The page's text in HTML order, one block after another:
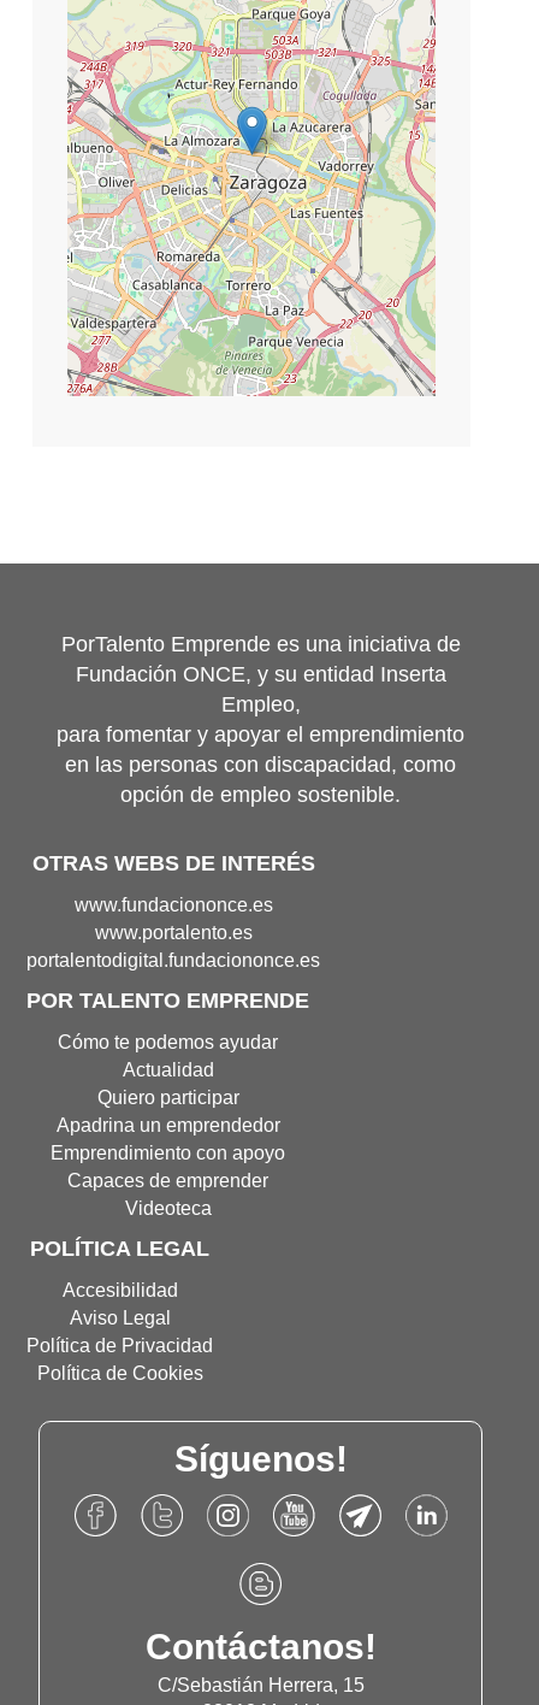
Leaflet |© OpenStreetMapcontributors
PorTalento Emprende es una iniciativa de
Fundación ONCE, y su entidad Inserta
Empleo,
para fomentar y apoyar el emprendimiento
en las personas con discapacidad, como
opción de empleo sostenible.
OTRAS WEBS DE INTERÉS
Portal
de
Fundación
en
nueva
ventana)
www.fundaciononce.es
Portal
de
en
nueva
ventana)
www.portalento.es
Portal
Portalento
Digital(Abre
ventana
portalentodigital.fundaciononce.es
POR TALENTO EMPRENDE
Cómo te podemos ayudar
Actualidad
Quiero participar
Apadrina un emprendedor
Emprendimiento con apoyo
Capaces de emprender
Videoteca
POLÍTICA LEGAL
Accesibilidad
Aviso Legal
Política de Privacidad
Política de Cookies
Síguenos!
Accede
al
Accede
al
Once
Accede
al
Instagram
Once
Accede
al
de
de
Fundación
Once
Accede
al
de
Fundación
Once
Accede
al
Accede
al
Blog
de
Fundación
Contáctanos!
C/Sebastián Herrera, 15